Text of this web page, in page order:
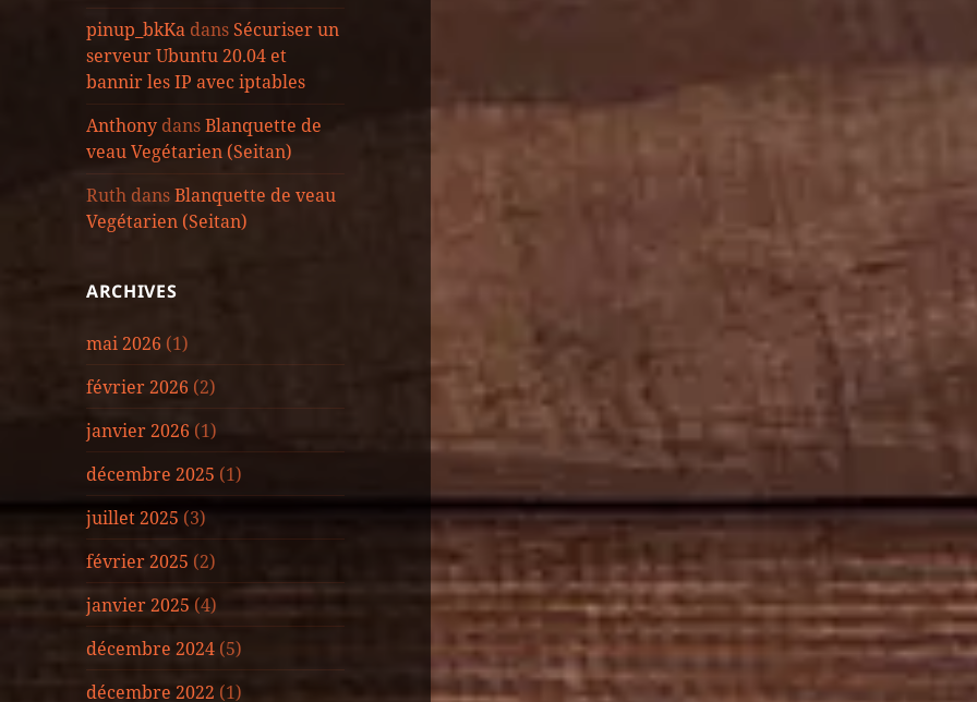
pinup_bkKa dans Sécuriser un
serveur Ubuntu 20.04 et
bannir les IP avec iptables
Anthony dansBlanquette de
veau Vegétarien (Seitan)
Ruth dansBlanquette de veau
Vegétarien (Seitan)
ARCHIVES
mai 2026 (1)
février 2026 (2)
janvier 2026 (1)
décembre 2025 (1)
juillet 2025 (3)
février 2025 (2)
janvier 2025 (4)
décembre 2024 (5)
décembre 2022 (1)